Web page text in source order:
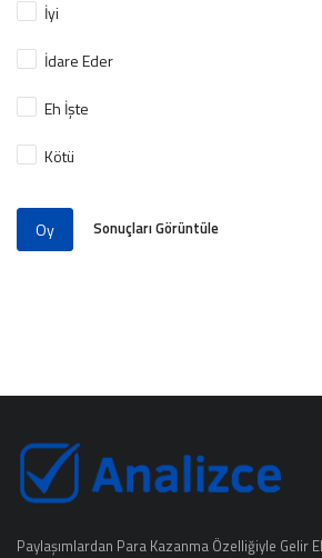
İyi
İdare Eder
Eh İşte
Kötü
Oy Sonuçları Görüntüle
Paylaşımlardan Para Kazanma Özelliğiyle Gelir